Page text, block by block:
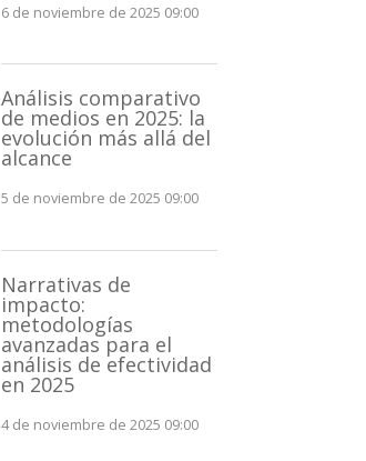
6 de noviembre de 2025 09:00
Análisis comparativo
de medios en 2025: la
evolución más allá del
alcance
5 de noviembre de 2025 09:00
Narrativas de
impacto:
metodologías
avanzadas para el
análisis de efectividad
en 2025
4 de noviembre de 2025 09:00